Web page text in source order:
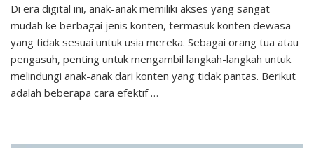
Membatasi
Tontonan
Dewasa
bagi
Anak-
Anak
Di era digital ini, anak-anak memiliki akses yang sangat
mudah ke berbagai jenis konten, termasuk konten dewasa
yang tidak sesuai untuk usia mereka. Sebagai orang tua atau
pengasuh, penting untuk mengambil langkah-langkah untuk
melindungi anak-anak dari konten yang tidak pantas. Berikut
adalah beberapa cara efektif …